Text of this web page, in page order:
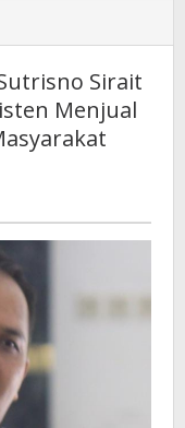
Sirait
Menjual